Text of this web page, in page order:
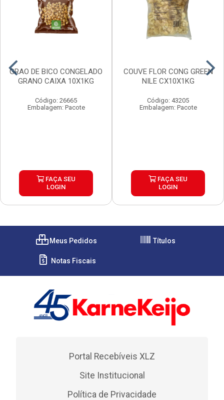
GRAO DE BICO CONGELADO
GRANO CAIXA 10X1KG
Código: 26665
Embalagem: Pacote
FAÇA SEU
LOGIN
COUVE FLOR CONG GREEN
NILE CX10X1KG
Código: 43205
Embalagem: Pacote
FAÇA SEU
LOGIN
Meus Pedidos Títulos
Notas Fiscais
Portal Recebíveis XLZ
Site Institucional
Política de Privacidade